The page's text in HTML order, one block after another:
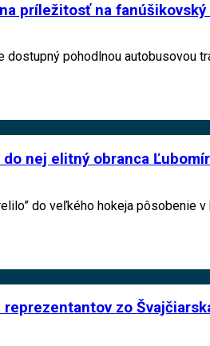
príležitosť na
pohodlnou autobusovou
nej elitný obranca
do veľkého hokeja pôsobenie
zo